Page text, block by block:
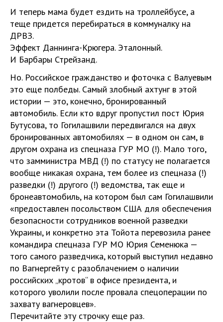
И теперь мама будет ездить на троллейбусе, а
теще придется перебираться в коммуналку на
ДРВЗ.
Эффект Даннинга-Крюгера. Эталонный.
И Барбары Стрейзанд.
Но. Российское гражданство и фоточка с Валуевым
это еще полбеды. Самый злобный ахтунг в этой
истории — это, конечно, бронированный
автомобиль. Если кто вдруг пропустил пост Юрия
Бутусова, то Гогилашвили передвигался на двух
бронированных автомобилях — в одном он сам, в
другом охрана из спецназа ГУР МО (!). Мало того,
что замминистра МВД (!) по статусу не полагается
вообще никакая охрана, тем более из спецназа (!)
разведки (!) другого (!) ведомства, так еще и
бронеавтомобиль, на котором был сам Гогилашвили
«предоставлен посольством США для обеспечения
безопасности сотрудников военной разведки
Украины, и конкретно эта Тойота перевозила ранее
командира спецназа ГУР МО Юрия Семенюка —
того самого разведчика, который выступил недавно
по Вагнергейту с разоблачением о наличии
российских „кротов“ в офисе президента, и
которого уволили после провала спецоперации по
захвату вагнеровцев».
Перечитайте эту строчку еще раз.